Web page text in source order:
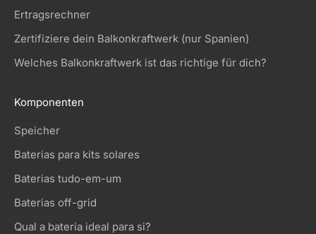
Ertragsrechner
Zertifiziere dein Balkonkraftwerk (nur Spanien)
Welches Balkonkraftwerk ist das richtige für dich?
Komponenten
Speicher
Baterias para kits solares
Baterias tudo-em-um
Baterias off-grid
Qual a bateria ideal para si?